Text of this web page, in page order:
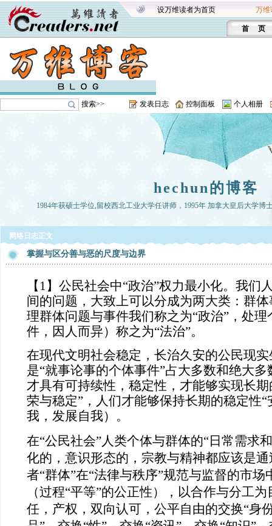
设万维读者为首页 万维
首 页
搜索>> 发表日志 控制面板 个人相册
hechun的博客
1984年获硕士学位,留校西北工业大学任讲师，1995年 加拿大皇后大学博
网络日志正文
掌握与区分善与恶的尺度与边界
【 1】公民社会中“政治”权力最小化。我们
间的问题，大致上可以分成为两大类：群
理群体问题与事件我们称之为“政治”，处
件，因人而异）称之为“法治”。
在现代文明社会稳定，长治久安的公民现
是“就事论事的个体事件”占大多数和绝大
才具有可持续性，稳定性，才能够实现长
荣与稳定”，人们才能够保持长期的稳定性“
我，发展自我）。
在“公民社会”人类个体与群体的“日常需求
化的，意识形态的，宗教与精神都应该是通
者“群体”在“法律与秩序”规范与监督的市场
（过程“平等”的公正性），以合作与分工
任，产权，双向认可，公平自由的交换“身